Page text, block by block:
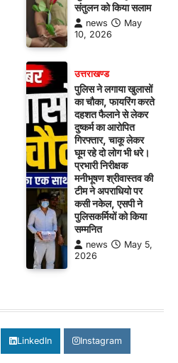
संतुलन को किया सलाम
news
May
10, 2026
उत्तराखण्ड
पुलिस ने लगाया खुलासों
का चौका, फायरिंग करते
दहशत फैलाने से लेकर
दुष्कर्म का आरोपित
गिरफ्तार, चाकू लेकर
घूम रहे दो लोग भी धरे।
प्रभारी निरीक्षक
मनीभूषण श्रीवास्तव की
टीम ने अपराधियो पर
कसी नकेल, एसपी ने
पुलिसकर्मियों को किया
सम्मनित
news
May 5,
2026
LinkedIn Instagram